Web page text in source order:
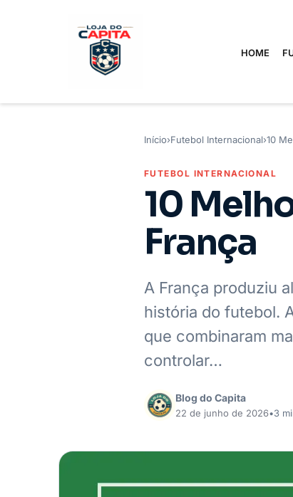
HOME
Início›Futebol Internacional›10
FUTEBOL INTERNACIONAL
10
França
A França produziu
história do futebol.
que combinaram
controlar…
Blog do Capita
22 de junho de 2026•3